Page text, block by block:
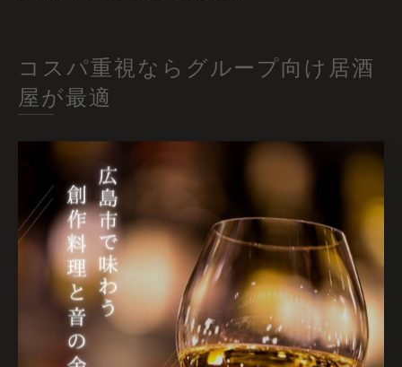
コスパ重視ならグループ向け居酒
屋が最適
コスパ最強の居酒屋チェーンを選ぶ基準
グループで居酒屋を選ぶ際、コストパフォーマンスに優れた
店舗を見極めることが大切です。まず、飲み放題や食べ放題
のプランが充実しているか、またグループ向けの大皿料理や
個室の有無を確認しましょう。これらは一人あたりの負担を
抑えつつ、全員が満足できるポイントです。
また、全国展開している大手居酒屋チェーンでは、均一価格
やキャンペーンが頻繁に実施されているため、予算管理がし